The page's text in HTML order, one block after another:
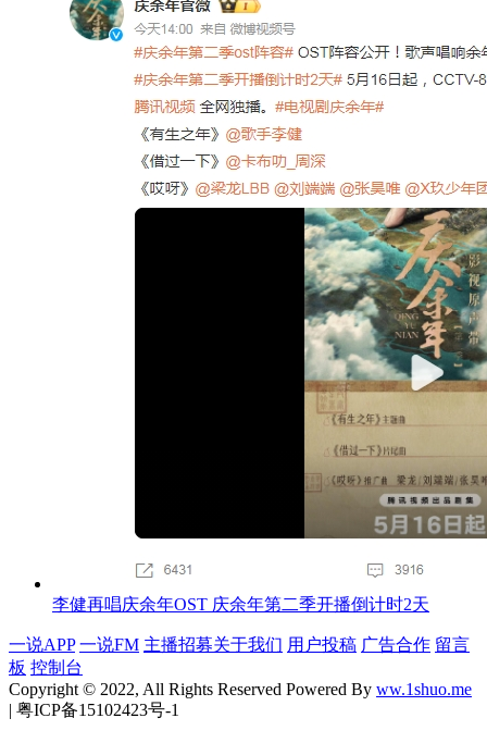
李健再唱庆余年OST 庆余年第二季开播倒计时2天
一说APP 一说FM 主播招募关于我们 用户投稿 广告合作 留言
板 控制台
Copyright © 2022, All Rights Reserved Powered By ww.1shuo.me
| 粤ICP备15102423号-1